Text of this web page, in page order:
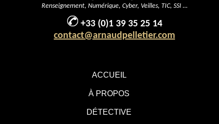
ACCUEIL
À PROPOS
DÉTECTIVE
Renseignement, Numérique, Cyber, Veilles, TIC, SSI …
+33 (0)1 39 35 25 14
contact@arnaudpelletier.com